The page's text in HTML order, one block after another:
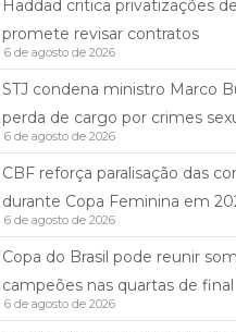
Haddad critica privatizações
promete revisar contratos
6 de agosto de 2026
STJ condena ministro Marco
perda de cargo por crimes
6 de agosto de 2026
CBF reforça paralisação das
durante Copa Feminina em
6 de agosto de 2026
Copa do Brasil pode reunir
campeões nas quartas de final
6 de agosto de 2026